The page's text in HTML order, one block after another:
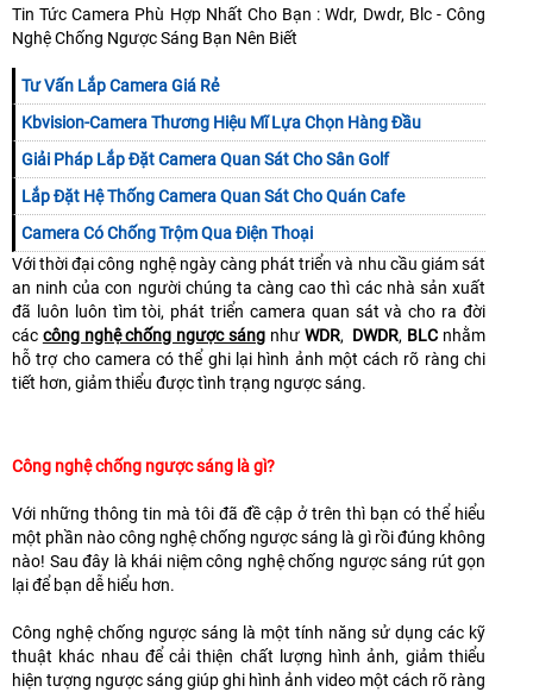
Tin Tức Camera Phù Hợp Nhất Cho Bạn : Wdr, Dwdr, Blc - Công
Nghệ Chống Ngược Sáng Bạn Nên Biết
Tư Vấn Lắp Camera Giá Rẻ
Kbvision-Camera Thương Hiệu Mĩ Lựa Chọn Hàng Đầu
Giải Pháp Lắp Đặt Camera Quan Sát Cho Sân Golf
Lắp Đặt Hệ Thống Camera Quan Sát Cho Quán Cafe
Camera Có Chống Trộm Qua Điện Thoại
Với thời đại công nghệ ngày càng phát triển và nhu cầu giám sát
an ninh của con người chúng ta càng cao thì các nhà sản xuất
đã luôn luôn tìm tòi, phát triển camera quan sát và cho ra đời
các công nghệ chống ngược sáng như WDR, DWDR, BLC nhằm
hỗ trợ cho camera có thể ghi lại hình ảnh một cách rõ ràng chi
tiết hơn, giảm thiểu được tình trạng ngược sáng.
Công nghệ chống ngược sáng là gì?
Với những thông tin mà tôi đã đề cập ở trên thì bạn có thể hiểu
một phần nào công nghệ chống ngược sáng là gì rồi đúng không
nào! Sau đây là khái niệm công nghệ chống ngược sáng rút gọn
lại để bạn dễ hiểu hơn.
Công nghệ chống ngược sáng là một tính năng sử dụng các kỹ
thuật khác nhau để cải thiện chất lượng hình ảnh, giảm thiểu
hiện tượng ngược sáng giúp ghi hình ảnh video một cách rõ ràng